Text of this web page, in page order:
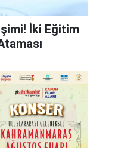
İki Eğitim